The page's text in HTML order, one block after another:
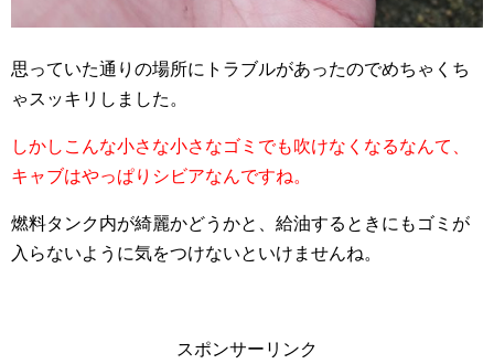
思っていた通りの場所にトラブルがあったのでめちゃくち
ゃスッキリしました。
しかしこんな小さな小さなゴミでも吹けなくなるなんて、
キャブはやっぱりシビアなんですね。
燃料タンク内が綺麗かどうかと、給油するときにもゴミが
入らないように気をつけないといけませんね。
スポンサーリンク